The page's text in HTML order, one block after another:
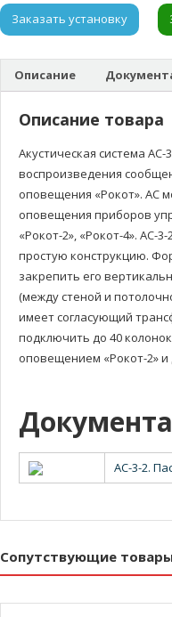
Заказать установку
Описание
Описание товара
Акустическая система
воспроизведения
оповещения «Рокот». АС
оповещения приборов
«Рокот-2», «Рокот-4». АС-
простую конструкцию.
закрепить его
(между стеной и
имеет согласующий
подключить до 40
оповещением «Рокот-2» и
АС-3-2.
Сопутствующие